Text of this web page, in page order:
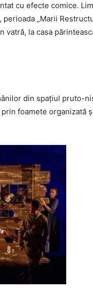
cu efecte comice.
„Marii
vatră, la casa
din spațiul pruto-
foamete organizată